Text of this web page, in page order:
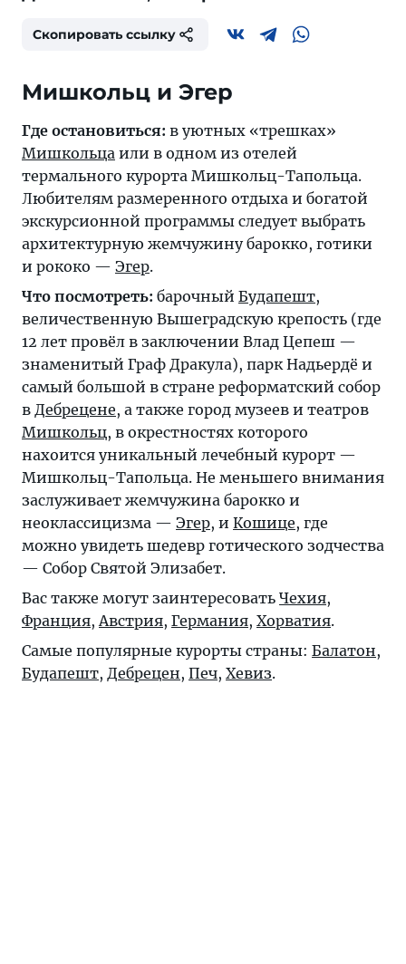
Скопировать ссылку
Мишкольц и Эгер
Где остановиться: в уютных «трешках»
Мишкольца или в одном из отелей
термального курорта Мишкольц-Тапольца.
Любителям размеренного отдыха и богатой
экскурсионной программы следует выбрать
архитектурную жемчужину барокко, готики
и рококо — Эгер.
Что посмотреть: барочный Будапешт,
величественную Вышеградскую крепость (где
12 лет провёл в заключении Влад Цепеш —
знаменитый Граф Дракула), парк Надьердё и
самый большой в стране реформатский собор
в Дебрецене, а также город музеев и театров
Мишкольц, в окрестностях которого
нахоится уникальный лечебный курорт —
Мишкольц-Тапольца. Не меньшего внимания
заслуживает жемчужина барокко и
неоклассицизма — Эгер, и Кошице, где
можно увидеть шедевр готического зодчества
— Собор Святой Элизабет.
Вас также могут заинтересовать Чехия,
Франция,Австрия, Германия, Хорватия.
Самые популярные курорты страны: Балатон,
Будапешт, Дебрецен, Печ, Хевиз.